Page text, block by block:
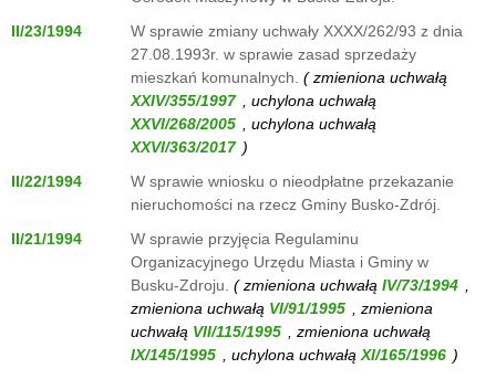
II/23/1994
W sprawie zmiany uchwały XXXX/262/93 z dnia
27.08.1993r. w sprawie zasad sprzedaży
mieszkań komunalnych. ( zmieniona uchwałą
, uchylona uchwałą
, uchylona uchwałą
)
II/22/1994
W sprawie wniosku o nieodpłatne przekazanie
nieruchomości na rzecz Gminy Busko-Zdrój.
II/21/1994
W sprawie przyjęcia Regulaminu
Organizacyjnego Urzędu Miasta i Gminy w
Busku-Zdroju. ( zmieniona uchwałą
zmieniona uchwałą
, zmieniona
uchwałą
, zmieniona uchwałą
, uchylona uchwałą
)